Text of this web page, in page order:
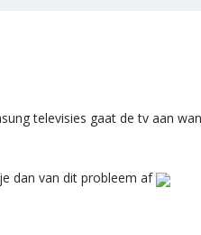
televisies gaat de tv aan
dan van dit probleem af